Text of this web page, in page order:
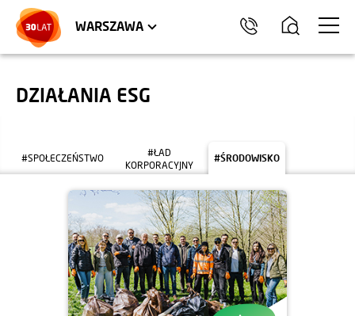
WARSZAWA
HEL
DZIAŁANIA ESG
#SPOŁECZEŃSTWO
#ŁAD
KORPORACYJNY
#ŚRODOWISKO